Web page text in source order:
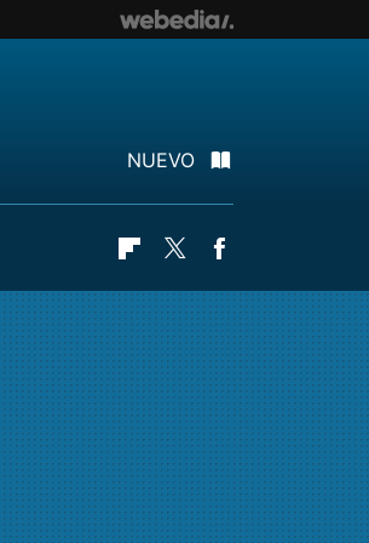
NUEVO
Flipboard
Twitter